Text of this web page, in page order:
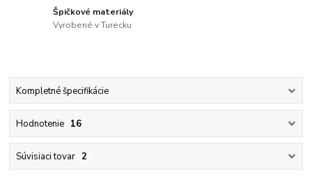
Špičkové materiály
Vyrobené v Turecku
Kompletné špecifikácie
Hodnotenie 16
Súvisiaci tovar 2